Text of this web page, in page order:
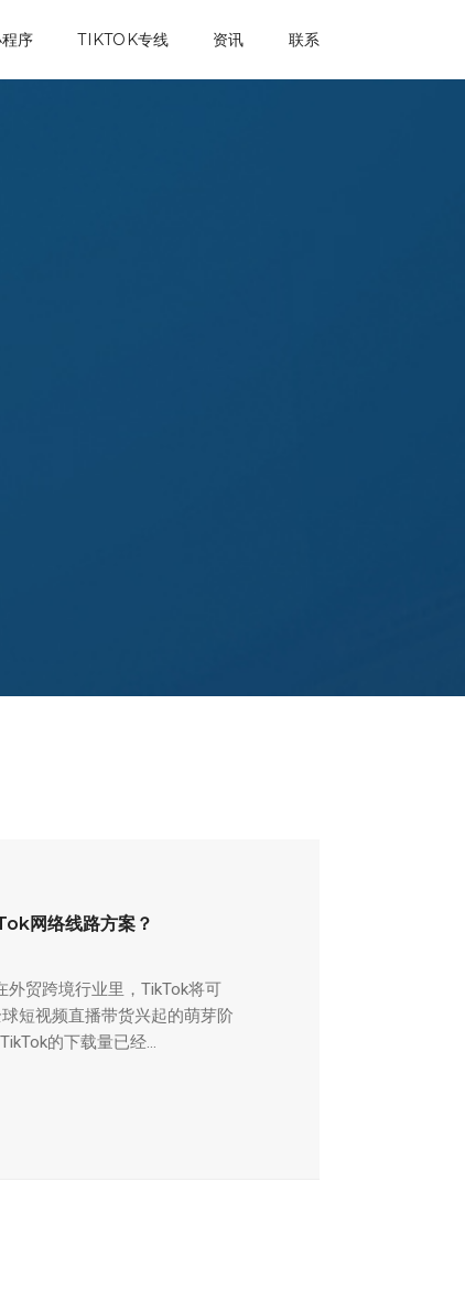
序 TIKTOK专线 资讯 联系
网络线路方案？
贸跨境行业里，TikTok将可
短视频直播带货兴起的萌芽阶
的下载量已经...